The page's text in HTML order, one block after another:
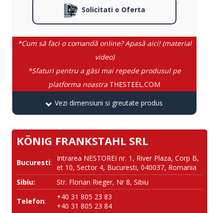
Solicitati o Oferta
*Cum să faci o comandă online? Apasă aici! (material
video)
*Sfaturi pentru a găsi mai repede produsul pe
platforma noastra THESTEEL.COM
Vezi dimensiuni si greutate produs
KÖNIG FRANKSTAHL SRL
Bucuresti:
Intrarea NESTOREI nr. 1, River Plaza, Corp B,
et 10, Sector 4, Bucuresti, 040037, Romania
Sibiu:
Str. Florian Rieger, Nr 8, Sibiu
Telefon:
+40 31 805 23 83
+40 31 805 23 84